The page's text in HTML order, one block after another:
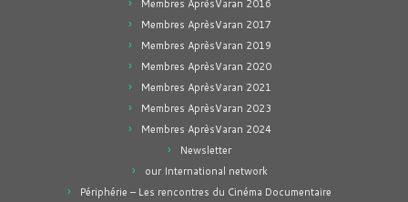
Membres AprèsVaran 2016
Membres AprèsVaran 2017
Membres AprèsVaran 2019
Membres AprèsVaran 2020
Membres AprèsVaran 2021
Membres AprèsVaran 2023
Membres AprèsVaran 2024
Newsletter
our International network
Périphérie – Les rencontres du Cinéma Documentaire